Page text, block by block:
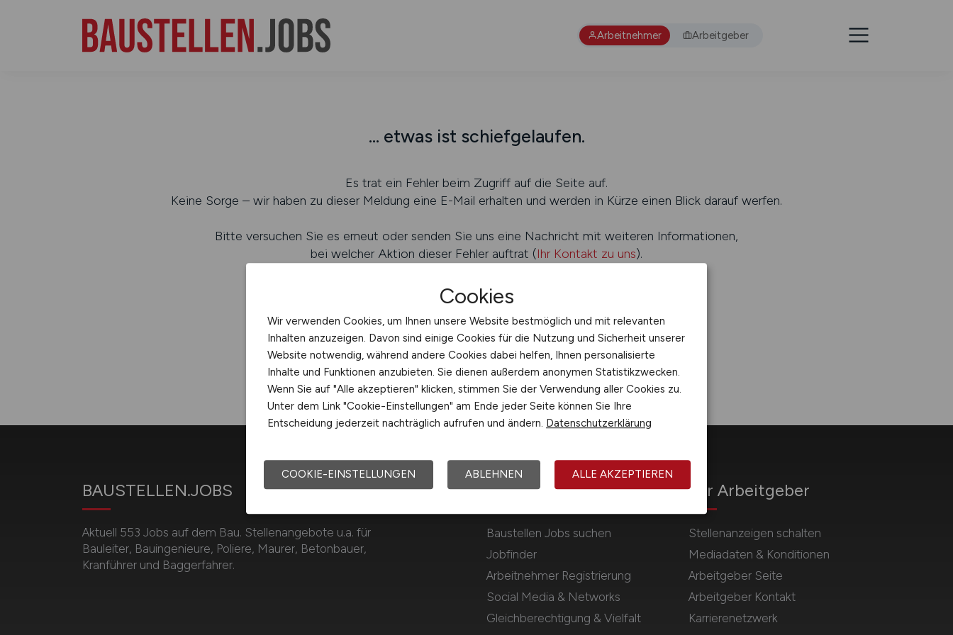
Arbeitnehmer Arbeitgeber
... etwas ist schiefgelaufen.
Es trat ein Fehler beim Zugriff auf die Seite auf.
Keine Sorge – wir haben zu dieser Meldung eine E-Mail erhalten und werden in Kürze einen Blick darauf werfen.
Bitte versuchen Sie es erneut oder senden Sie uns eine Nachricht mit weiteren Informationen,
bei welcher Aktion dieser Fehler auftrat (Ihr Kontakt zu uns).
BAUSTELLEN.JOBS
Aktuell 553 Jobs auf dem Bau. Stellenangebote u.a. für
Bauleiter, Bauingenieure, Poliere, Maurer, Betonbauer,
Kranführer und Baggerfahrer.
Für Arbeitnehmer
Baustellen Jobs suchen
Jobfinder
Arbeitnehmer Registrierung
Social Media & Networks
Gleichberechtigung & Vielfalt
Für Arbeitgeber
Stellenanzeigen schalten
Mediadaten & Konditionen
Arbeitgeber Seite
Arbeitgeber Kontakt
Karrierenetzwerk
Cookies
Wir verwenden Cookies, um Ihnen unsere Website bestmöglich und mit relevanten
Inhalten anzuzeigen. Davon sind einige Cookies für die Nutzung und Sicherheit unserer
Website notwendig, während andere Cookies dabei helfen, Ihnen personalisierte
Inhalte und Funktionen anzubieten. Sie dienen außerdem anonymen Statistikzwecken.
Wenn Sie auf "Alle akzeptieren" klicken, stimmen Sie der Verwendung aller Cookies zu.
Unter dem Link "Cookie-Einstellungen" am Ende jeder Seite können Sie Ihre
Entscheidung jederzeit nachträglich aufrufen und ändern. Datenschutzerklärung
COOKIE-EINSTELLUNGEN ABLEHNEN ALLE AKZEPTIEREN